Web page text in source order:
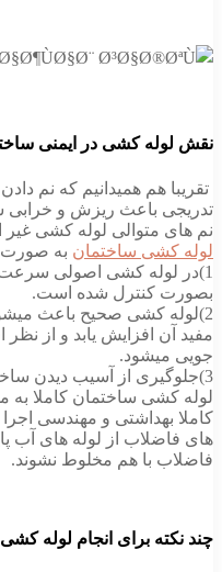
نقش لوله کشی در ایمنی
تقریبا هم همیدانیم که نم
تدریجی باعث ریزش و خرابی
نم های متوالی لوله کشی
لوله کشی ساختمان به
1)در لوله کشی اصولی
بصورت کنترل شده است.
2)لوله کشی صحیح باعث
مفید آن افزایش یابد و از
جویی میشود.
3)جلوگیری از آسیب دیدن ساختمان و انجام دوباره لوله کشی
لوله کشی ساختمان کاملا به
کاملا بهداشتی و مهندسی
های فاضلاب از لوله های آب
فاضلاب با هم مخلوط نشوند.
چند نکته برای انجام لوله